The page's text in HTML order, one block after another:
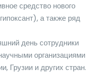
средство нового
а также ряд
день сотрудники
организациями
Грузии и других стран.